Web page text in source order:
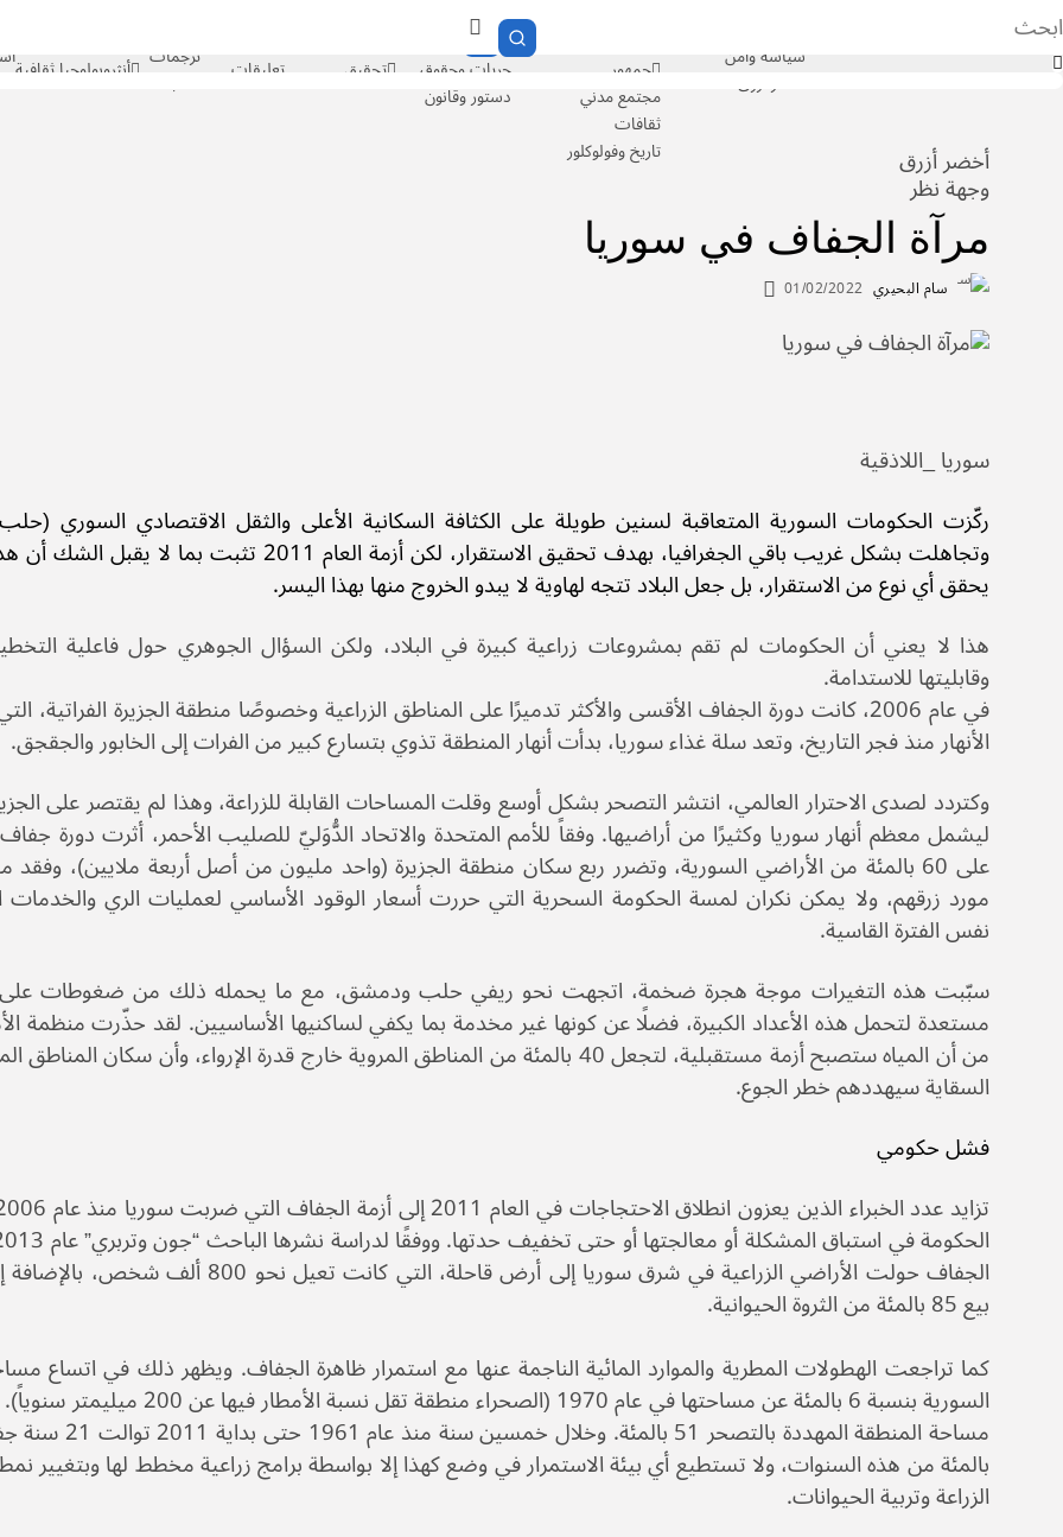
سياسة وأمن
أخضر أزرق جمهور
مجتمع مدني
ثقافات
تاريخ وفولوكلور
العلمانية
الفرد والمجتمع
حريات وحقوق
دستور وقانون
تحقيق تعليقات ترجمات
كتاب أنثروبولوجيا ثقافية
أخضر أزرق
وجهة نظر
مرآة الجفاف في سوريا
سام البحيري 01/02/2022
سوريا _اللاذقية
ركّزت الحكومات السورية المتعاقبة لسنين طويلة على الكثافة السكانية الأعلى والثقل الاقتصادي السوري
وتجاهلت بشكل غريب باقي الجغرافيا، بهدف تحقيق الاستقرار، لكن أزمة العام 2011 تثبت
يحقق أي نوع من الاستقرار، بل جعل البلاد تتجه لهاوية لا يبدو الخروج منها بهذا اليسر.
هذا لا يعني أن الحكومات لم تقم بمشروعات زراعية كبيرة في البلاد، ولكن السؤال الجوهري حول فاعلية
وقابليتها للاستدامة.
في عام 2006، كانت دورة الجفاف الأقسى والأكثر تدميرًا على المناطق الزراعية وخصوصًا منطقة الجزيرة الفراتية،
الأنهار منذ فجر التاريخ، وتعد سلة غذاء سوريا، بدأت أنهار المنطقة تذوي بتسارع كبير من الفرات إلى الخابور والجقجق.
وكتردد لصدى الاحترار العالمي، انتشر التصحر بشكل أوسع وقلت المساحات القابلة للزراعة، وهذا لم يقتصر على
على 60 بالمئة من الأراضي السورية، وتضرر ربع سكان منطقة الجزيرة (واحد مليون من أصل أربعة ملايين)، وفقد
مورد زرقهم، ولا يمكن نكران لمسة الحكومة السحرية التي حررت أسعار الوقود الأساسي لعمليات الري والخدمات
نفس الفترة القاسية.
سبّبت هذه التغيرات موجة هجرة ضخمة، اتجهت نحو ريفي حلب ودمشق، مع ما يحمله ذلك من ضغوطات على
مستعدة لتحمل هذه الأعداد الكبيرة، فضلًا عن كونها غير مخدمة بما يكفي لساكنيها الأساسيين. لقد حذّرت منظمة
من أن المياه ستصبح أزمة مستقبلية، لتجعل 40 بالمئة من المناطق المروية خارج قدرة الإرواء، وأن سكان
السقاية سيهددهم خطر الجوع.
فشل حكومي
الجفاف حولت الأراضي الزراعية في شرق سوريا إلى أرض قاحلة، التي كانت
بيع 85 بالمئة من الثروة الحيوانية.
كما تراجعت الهطولات المطرية والموارد المائية الناجمة عنها مع استمرار ظاهرة الجفاف. ويظهر ذلك في اتساع
السورية بنسبة 6 بالمئة عن مساحتها في عام 1970 (الصحراء منطقة
بالمئة من هذه السنوات، ولا تستطيع أي بيئة الاستمرار في وضع كهذا إلا بواسطة برامج زراعية مخطط لها وبتغيير
الزراعة وتربية الحيوانات.